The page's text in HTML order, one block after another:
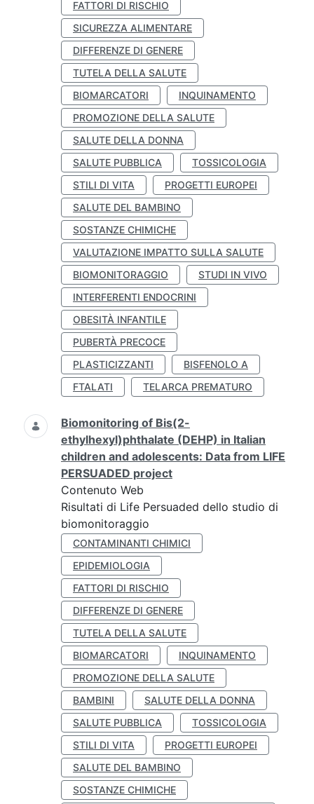
FATTORI DI RISCHIO
SICUREZZA ALIMENTARE
DIFFERENZE DI GENERE
TUTELA DELLA SALUTE
BIOMARCATORI
INQUINAMENTO
PROMOZIONE DELLA SALUTE
SALUTE DELLA DONNA
SALUTE PUBBLICA
TOSSICOLOGIA
STILI DI VITA
PROGETTI EUROPEI
SALUTE DEL BAMBINO
SOSTANZE CHIMICHE
VALUTAZIONE IMPATTO SULLA SALUTE
BIOMONITORAGGIO
STUDI IN VIVO
INTERFERENTI ENDOCRINI
OBESITÀ INFANTILE
PUBERTÀ PRECOCE
PLASTICIZZANTI
BISFENOLO A
FTALATI
TELARCA PREMATURO
Biomonitoring of Bis(2-
ethylhexyl)phthalate (DEHP) in Italian
children and adolescents: Data from LIFE
PERSUADED project
Contenuto Web
Risultati di Life Persuaded dello studio di
biomonitoraggio
CONTAMINANTI CHIMICI
EPIDEMIOLOGIA
FATTORI DI RISCHIO
DIFFERENZE DI GENERE
TUTELA DELLA SALUTE
BIOMARCATORI
INQUINAMENTO
PROMOZIONE DELLA SALUTE
BAMBINI
SALUTE DELLA DONNA
SALUTE PUBBLICA
TOSSICOLOGIA
STILI DI VITA
PROGETTI EUROPEI
SALUTE DEL BAMBINO
SOSTANZE CHIMICHE